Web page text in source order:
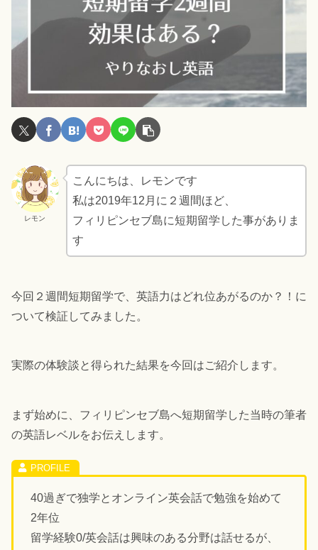
レモン
こんにちは、レモンです
私は2019年12月に２週間ほど、
フィリピンセブ島に短期留学した事がありま
す
今回２週間短期留学で、英語力はどれ位あがるのか？！に
ついて検証してみました。
実際の体験談と得られた結果を今回はご紹介します。
まず始めに、フィリピンセブ島へ短期留学した当時の筆者
の英語レベルをお伝えします。
40過ぎで独学とオンライン英会話で勉強を始めて
2年位
留学経験0/英会話は興味のある分野は話せるが、